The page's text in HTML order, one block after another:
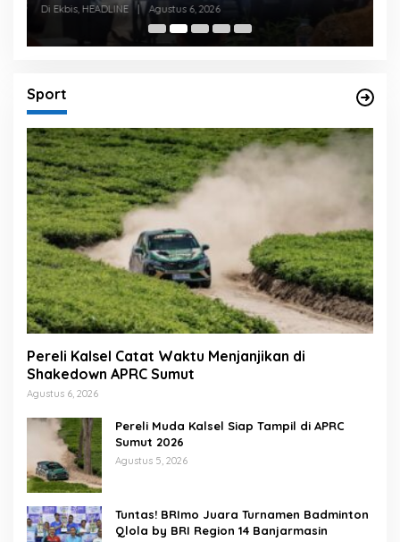
Di Ekbis, HEADLINE | Agustus 6, 2026
Sport
Pereli Kalsel Catat Waktu Menjanjikan di
Shakedown APRC Sumut
Agustus 6, 2026
Pereli Muda Kalsel Siap Tampil di APRC
Sumut 2026
Agustus 5, 2026
Tuntas! BRImo Juara Turnamen Badminton
Qlola by BRI Region 14 Banjarmasin